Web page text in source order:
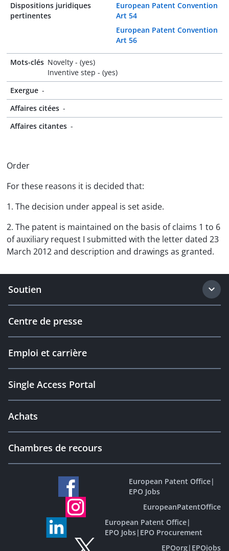
Dispositions juridiques
pertinentes
European Patent Convention
Art 54
European Patent Convention
Art 56
Mots-clés Novelty - (yes)
Inventive step - (yes)
Exergue -
Affaires citées -
Affaires citantes -
Order
For these reasons it is decided that:
1. The decision under appeal is set aside.
2. The patent is maintained on the basis of claims 1 to 6
of auxiliary request I submitted with the letter dated 23
March 2012 and description and drawings as granted.
Soutien
Centre de presse
Emploi et carrière
Single Access Portal
Achats
Chambres de recours
European Patent Office|
EPO Jobs
EuropeanPatentOffice
European Patent Office|
EPO Jobs| EPO Procurement
EPOorg| EPOjobs